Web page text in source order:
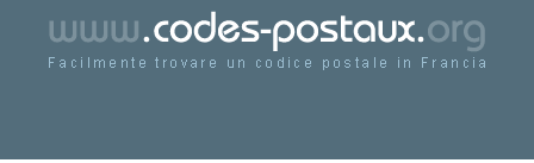
Facilmente trovare un codice postale in Francia